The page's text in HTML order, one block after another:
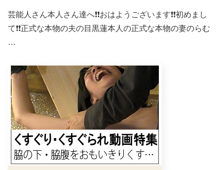
芸能人さん本人さん達へ❗❗おはようございます❗❗初めまし
て❗❗正式な本物の夫の目黒蓮本人の正式な本物の妻のらむ
…